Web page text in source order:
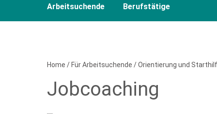
Arbeitsuchende
Berufstätige
Home / Für Arbeitsuchende /Orientierung und
Jobcoaching